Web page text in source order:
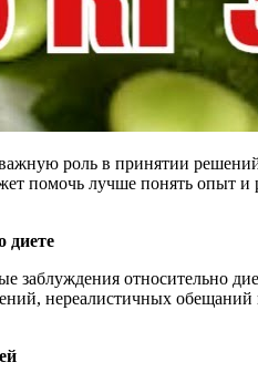
роль в принятии
помочь лучше понять опыт
диете
заблуждения относительно
нереалистичных